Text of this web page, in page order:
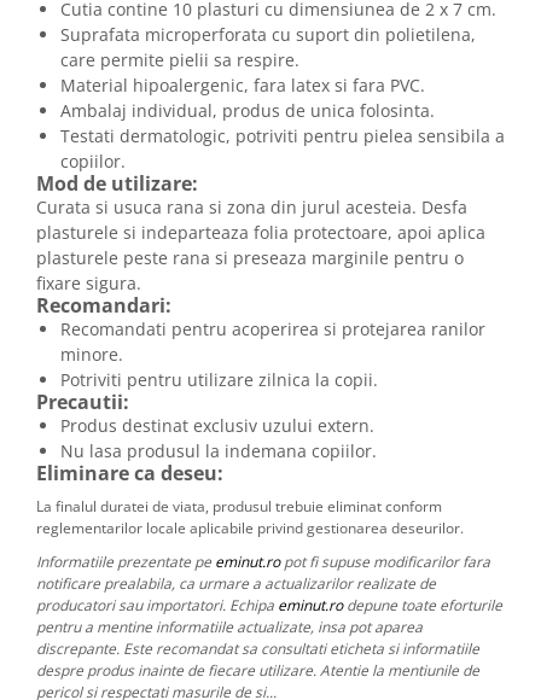
Cutia contine 10 plasturi cu dimensiunea de 2 x 7 cm.
Suprafata microperforata cu suport din polietilena,
care permite pielii sa respire.
Material hipoalergenic, fara latex si fara PVC.
Ambalaj individual, produs de unica folosinta.
Testati dermatologic, potriviti pentru pielea sensibila a
copiilor.
Mod de utilizare:
Curata si usuca rana si zona din jurul acesteia. Desfa
plasturele si indeparteaza folia protectoare, apoi aplica
plasturele peste rana si preseaza marginile pentru o
fixare sigura.
Recomandari:
Recomandati pentru acoperirea si protejarea ranilor
minore.
Potriviti pentru utilizare zilnica la copii.
Precautii:
Produs destinat exclusiv uzului extern.
Nu lasa produsul la indemana copiilor.
Eliminare ca deseu:
La finalul duratei de viata, produsul trebuie eliminat conform
reglementarilor locale aplicabile privind gestionarea deseurilor.
Informatiile prezentate pe eminut.ropot fi supuse modificarilor fara
notificare prealabila, ca urmare a actualizarilor realizate de
producatori sau importatori. Echipa eminut.rodepune toate eforturile
pentru a mentine informatiile actualizate, insa pot aparea
discrepante. Este recomandat sa consultati eticheta si informatiile
despre produs inainte de fiecare utilizare. Atentie la mentiunile de
pericol si respectati masurile de si...